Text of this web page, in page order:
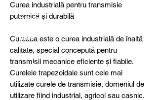
Curea industrială pentru transmisie
puternică și durabilă
Cureaua este o curea industrială de înaltă
calitate, special concepută pentru
transmisii mecanice eficiente și fiabile.
Curelele trapezoidale sunt cele mai
utilizate curele de transmisie, domeniul de
utilizare fiind industrial, agricol sau casnic.
consu
ltancy
here
to
help
you!